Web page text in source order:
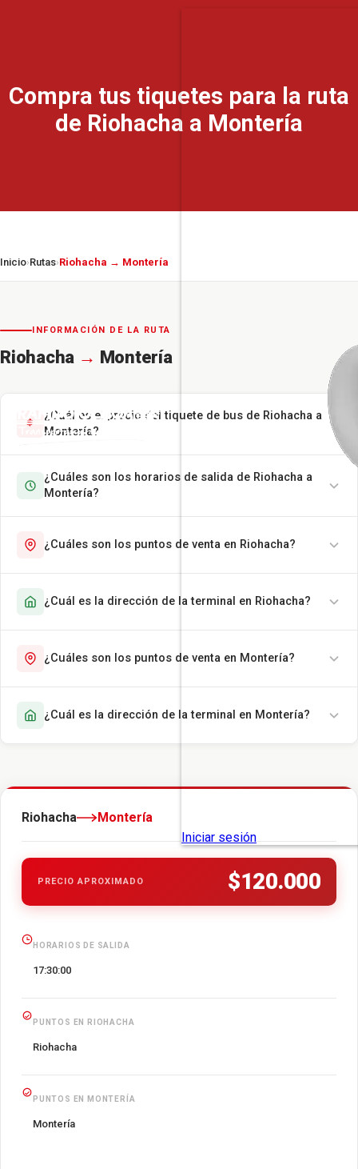
Compra tus tiquetes para la ruta
de Riohacha a Montería
Inicio›Rutas›Riohacha → Montería
INFORMACIÓN DE LA RUTA
Riohacha → Montería
¿Cuál es el precio del tiquete de bus de Riohacha a
Montería?
¿Cuáles son los horarios de salida de Riohacha a
Montería?
¿Cuáles son los puntos de venta en Riohacha?
¿Cuál es la dirección de la terminal en Riohacha?
¿Cuáles son los puntos de venta en Montería?
¿Cuál es la dirección de la terminal en Montería?
Riohacha Montería
PRECIO APROXIMADO $120.000
HORARIOS DE SALIDA
17:30:00
PUNTOS EN RIOHACHA
Riohacha
PUNTOS EN MONTERÍA
Montería